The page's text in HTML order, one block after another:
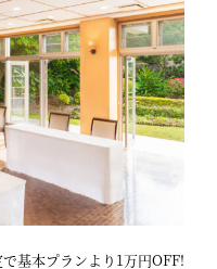
基本プランより1万円OFF!